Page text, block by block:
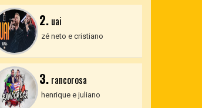
2.uai
zé neto e cristiano
3.rancorosa
henrique e juliano